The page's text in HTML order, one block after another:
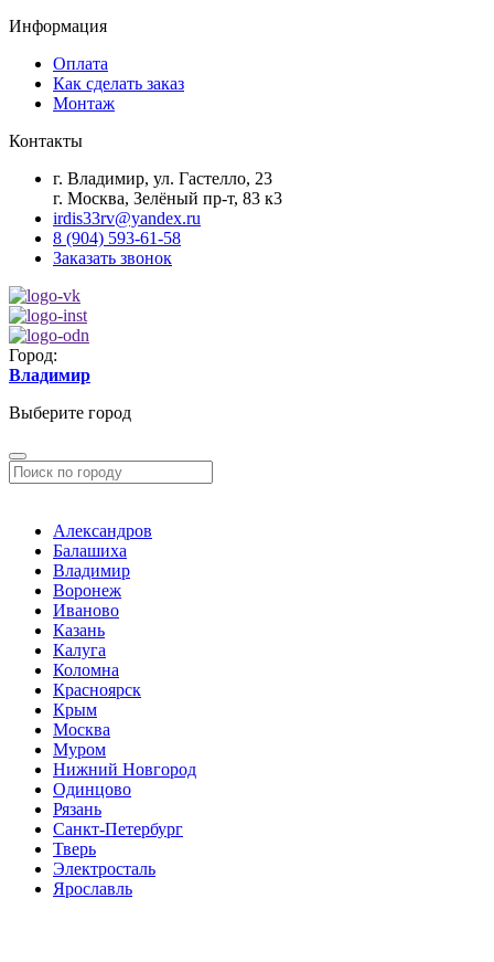
Информация
Оплата
Как сделать заказ
Монтаж
Контакты
г. Владимир, ул. Гастелло, 23
г. Москва, Зелёный пр-т, 83 к3
irdis33rv@yandex.ru
8 (904) 593-61-58
Заказать звонок
Город:
Владимир
Выберите город
Александров
Балашиха
Владимир
Воронеж
Иваново
Казань
Калуга
Коломна
Красноярск
Крым
Москва
Муром
Нижний Новгород
Одинцово
Рязань
Санкт-Петербург
Тверь
Электросталь
Ярославль